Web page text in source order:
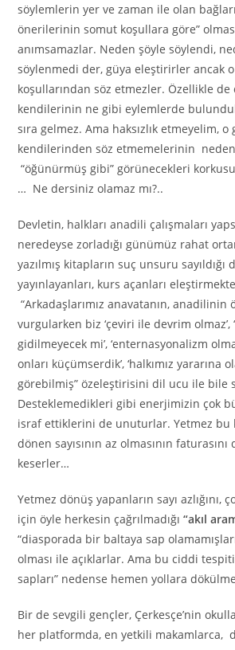
söylemlerin yer ve zaman ile olan
önerilerinin somut koşullara göre”
anımsamazlar. Neden şöyle söylendi,
söylenmedi der, güya eleştirirler ancak
koşullarından söz etmezler. Özellikle de
kendilerinin ne gibi eylemlerde
sıra gelmez. Ama haksızlık etmeyelim,
kendilerinden söz etmemelerinin
“öğünürmüş gibi” görünecekleri
… Ne dersiniz olamaz mı?..
Devletin, halkları anadili çalışmaları
neredeyse zorladığı günümüz rahat
yazılmış kitapların suç unsuru
yayınlayanları, kurs açanları
“Arkadaşlarımız anavatanın, anadilinin
vurgularken biz ‘çeviri ile devrim olmaz’,
gidilmeyecek mi’, ‘enternasyonalizm
onları küçümserdik’, ‘halkımız yararına
görebilmiş” özeleştirisini dil ucu ile bile
Desteklemedikleri gibi enerjimizin çok
israf ettiklerini de unuturlar. Yetmez bu
dönen sayısının az olmasının faturasını
keserler…
Yetmez dönüş yapanların sayı azlığını,
için öyle herkesin çağrılmadığı“akıl
“diasporada bir baltaya sap
olması ile açıklarlar. Ama bu ciddi
sapları” nedense hemen yollara
Bir de sevgili gençler, Çerkesçe’nin
her platformda, en yetkili makamlarca,